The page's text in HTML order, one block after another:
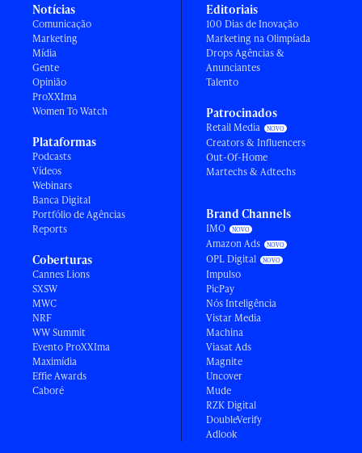
Notícias
Comunicação
Marketing
Mídia
Gente
Opinião
ProXXIma
Women To Watch
Plataformas
Podcasts
Vídeos
Webinars
Banca Digital
Portfólio de Agências
Reports
Coberturas
Cannes Lions
SXSW
MWC
NRF
WW Summit
Evento ProXXIma
Maximídia
Effie Awards
Caboré
Editoriais
100 Dias de Inovação
Marketing na Olimpíada
Drops Agências &
Anunciantes
Talento
Patrocinados
Retail Media
Creators & Influencers
Out-Of-Home
Martechs & Adtechs
Brand Channels
IMO
Amazon Ads
OPL Digital
Impulso
PicPay
Nós Inteligência
Vistar Media
Machina
Viasat Ads
Magnite
Uncover
Mude
RZK Digital
DoubleVerify
Adlook